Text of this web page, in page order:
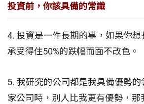
投資前，你該具備的常識
4. 投資是一件長期的事，如果你
承受得住50%的跌幅而面不改色。
5. 我研究的公司都是我具備優勢
家公司時，別人比我更有優勢，那